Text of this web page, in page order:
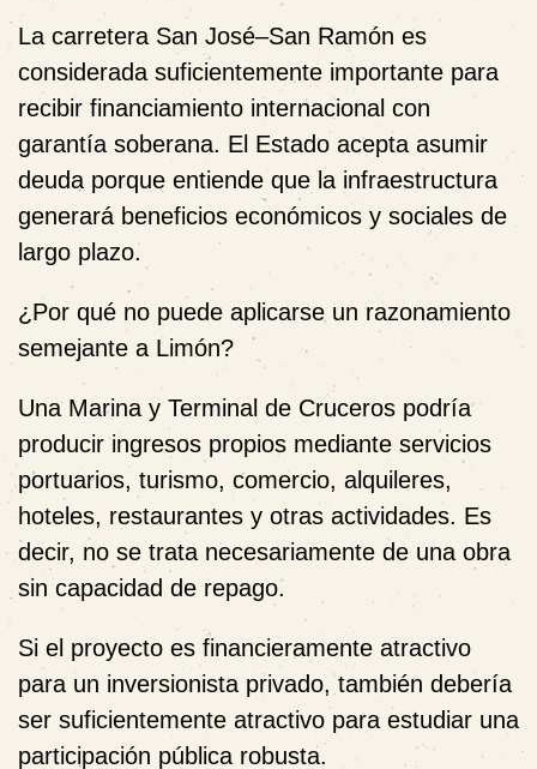
La carretera San José–San Ramón es
considerada suficientemente importante para
recibir financiamiento internacional con
garantía soberana. El Estado acepta asumir
deuda porque entiende que la infraestructura
generará beneficios económicos y sociales de
largo plazo.
¿Por qué no puede aplicarse un razonamiento
semejante a Limón?
Una Marina y Terminal de Cruceros podría
producir ingresos propios mediante servicios
portuarios, turismo, comercio, alquileres,
hoteles, restaurantes y otras actividades. Es
decir, no se trata necesariamente de una obra
sin capacidad de repago.
Si el proyecto es financieramente atractivo
para un inversionista privado, también debería
ser suficientemente atractivo para estudiar una
participación pública robusta.